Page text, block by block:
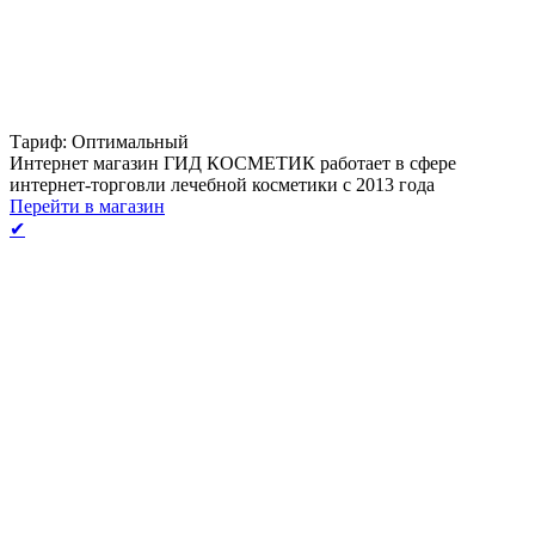
Тариф: Оптимальный
Интернет магазин ГИД КОСМЕТИК работает в сфере
интернет-торговли лечебной косметики с 2013 года
Перейти в магазин
✔